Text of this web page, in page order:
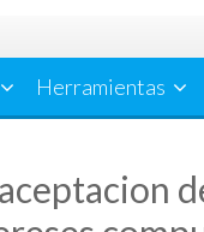
Herramientas